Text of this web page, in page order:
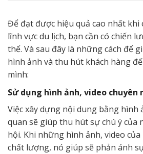
Để đạt được hiệu quả cao nhất khi
lĩnh vực du lịch, bạn cần có chiến
thể. Và sau đây là những cách để
hình ảnh và thu hút khách hàng
mình:
Sử dụng hình ảnh, video chuyên
Việc xây dựng nội dung bằng hình
quan sẽ giúp thu hút sự chú ý của
hội. Khi những hình ảnh, video
chất lượng, nó giúp sẽ phản ánh